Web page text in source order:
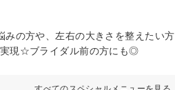
みの方や、左右の大きさを整えたい方
実現☆ブライダル前の方にも◎